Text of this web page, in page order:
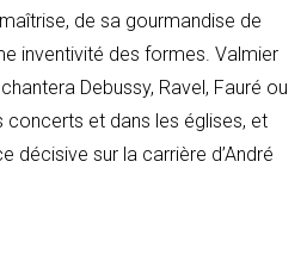
de sa gourmandise de
inventivité des formes. Valmier
Debussy, Ravel, Fauré ou
concerts et dans les églises, et
décisive sur la carrière d’André